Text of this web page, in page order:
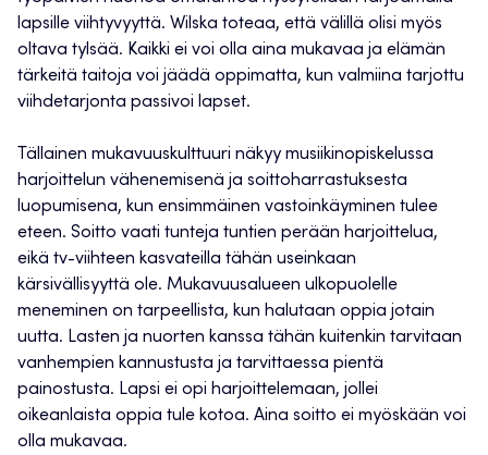
lapsille viihtyvyyttä. Wilska toteaa, että välillä olisi myös
oltava tylsää. Kaikki ei voi olla aina mukavaa ja elämän
tärkeitä taitoja voi jäädä oppimatta, kun valmiina tarjottu
viihdetarjonta passivoi lapset.
Tällainen mukavuuskulttuuri näkyy musiikinopiskelussa
harjoittelun vähenemisenä ja soittoharrastuksesta
luopumisena, kun ensimmäinen vastoinkäyminen tulee
eteen. Soitto vaati tunteja tuntien perään harjoittelua,
eikä tv-viihteen kasvateilla tähän useinkaan
kärsivällisyyttä ole. Mukavuusalueen ulkopuolelle
meneminen on tarpeellista, kun halutaan oppia jotain
uutta. Lasten ja nuorten kanssa tähän kuitenkin tarvitaan
vanhempien kannustusta ja tarvittaessa pientä
painostusta. Lapsi ei opi harjoittelemaan, jollei
oikeanlaista oppia tule kotoa. Aina soitto ei myöskään voi
olla mukavaa.